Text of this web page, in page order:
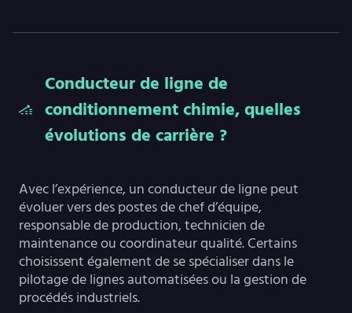
Conducteur de ligne de
conditionnement chimie, quelles
évolutions de carrière ?
Avec l’expérience, un conducteur de ligne peut
évoluer vers des postes de chef d’équipe,
responsable de production, technicien de
maintenance ou coordinateur qualité. Certains
choisissent également de se spécialiser dans le
pilotage de lignes automatisées ou la gestion de
procédés industriels.